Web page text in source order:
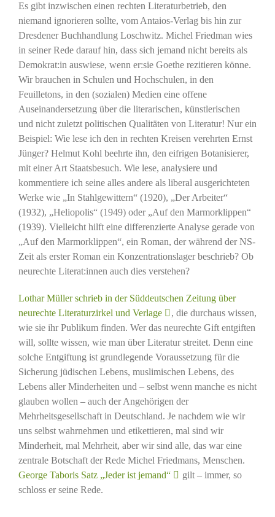
Es gibt inzwischen einen rechten Literaturbetrieb, den
niemand ignorieren sollte, vom Antaios-Verlag bis hin zur
Dresdener Buchhandlung Loschwitz. Michel Friedman wies
in seiner Rede darauf hin, dass sich jemand nicht bereits als
Demokrat:in auswiese, wenn er:sie Goethe rezitieren könne.
Wir brauchen in Schulen und Hochschulen, in den
Feuilletons, in den (sozialen) Medien eine offene
Auseinandersetzung über die literarischen, künstlerischen
und nicht zuletzt politischen Qualitäten von Literatur! Nur ein
Beispiel: Wie lese ich den in rechten Kreisen verehrten Ernst
Jünger? Helmut Kohl beehrte ihn, den eifrigen Botanisierer,
mit einer Art Staatsbesuch. Wie lese, analysiere und
kommentiere ich seine alles andere als liberal ausgerichteten
Werke wie „In Stahlgewittern“ (1920), „Der Arbeiter“
(1932), „Heliopolis“ (1949) oder „Auf den Marmorklippen“
(1939). Vielleicht hilft eine differenzierte Analyse gerade von
„Auf den Marmorklippen“, ein Roman, der während der NS-
Zeit als erster Roman ein Konzentrationslager beschrieb? Ob
neurechte Literat:innen auch dies verstehen?
Lothar Müller schrieb in der Süddeutschen Zeitung über
neurechte Literaturzirkel und Verlage
, die durchaus wissen,
wie sie ihr Publikum finden. Wer das neurechte Gift entgiften
will, sollte wissen, wie man über Literatur streitet. Denn eine
solche Entgiftung ist grundlegende Voraussetzung für die
Sicherung jüdischen Lebens, muslimischen Lebens, des
Lebens aller Minderheiten und – selbst wenn manche es nicht
glauben wollen – auch der Angehörigen der
Mehrheitsgesellschaft in Deutschland. Je nachdem wie wir
uns selbst wahrnehmen und etikettieren, mal sind wir
Minderheit, mal Mehrheit, aber wir sind alle, das war eine
zentrale Botschaft der Rede Michel Friedmans, Menschen.
George Taboris Satz „Jeder ist jemand“
gilt – immer, so
schloss er seine Rede.